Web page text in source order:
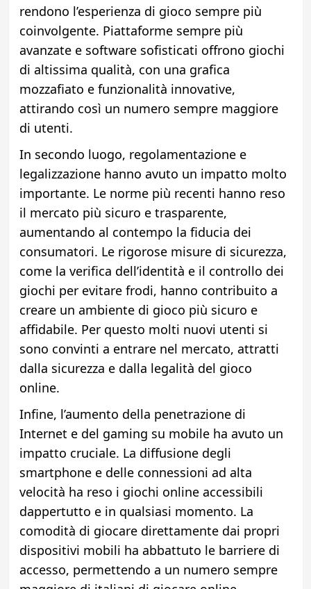
rendono l’esperienza di gioco sempre più
coinvolgente. Piattaforme sempre più
avanzate e software sofisticati offrono giochi
di altissima qualità, con una grafica
mozzafiato e funzionalità innovative,
attirando così un numero sempre maggiore
di utenti.
In secondo luogo, regolamentazione e
legalizzazione hanno avuto un impatto molto
importante. Le norme più recenti hanno reso
il mercato più sicuro e trasparente,
aumentando al contempo la fiducia dei
consumatori. Le rigorose misure di sicurezza,
come la verifica dell’identità e il controllo dei
giochi per evitare frodi, hanno contribuito a
creare un ambiente di gioco più sicuro e
affidabile. Per questo molti nuovi utenti si
sono convinti a entrare nel mercato, attratti
dalla sicurezza e dalla legalità del gioco
online.
Infine, l’aumento della penetrazione di
Internet e del gaming su mobile ha avuto un
impatto cruciale. La diffusione degli
smartphone e delle connessioni ad alta
velocità ha reso i giochi online accessibili
dappertutto e in qualsiasi momento. La
comodità di giocare direttamente dai propri
dispositivi mobili ha abbattuto le barriere di
accesso, permettendo a un numero sempre